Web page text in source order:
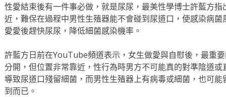
性愛結束後有一件事必做，就是尿尿，最美性學博士許藍方
近，難保在過程中男性生殖器能不會碰到尿道口，使感染病
愛愛後趕快尿尿，降低細菌感染機率。
許藍方日前在YouTube頻道表示，女生做愛與自慰後，最重
分開，但位置非常靠近，性行為時男方不可能真的對準陰道
導致尿道口殘留細菌，而男性生殖器上有病毒或細菌，也可
到而已。